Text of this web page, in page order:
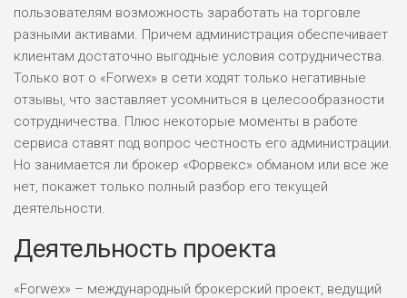
пользователям возможность заработать на торговле
разными активами. Причем администрация обеспечивает
клиентам достаточно выгодные условия сотрудничества.
Только вот о «Forwex» в сети ходят только негативные
отзывы, что заставляет усомниться в целесообразности
сотрудничества. Плюс некоторые моменты в работе
сервиса ставят под вопрос честность его администрации.
Но занимается ли брокер «Форвекс» обманом или все же
нет, покажет только полный разбор его текущей
деятельности.
Деятельность проекта
«Forwex» – международный брокерский проект, ведущий